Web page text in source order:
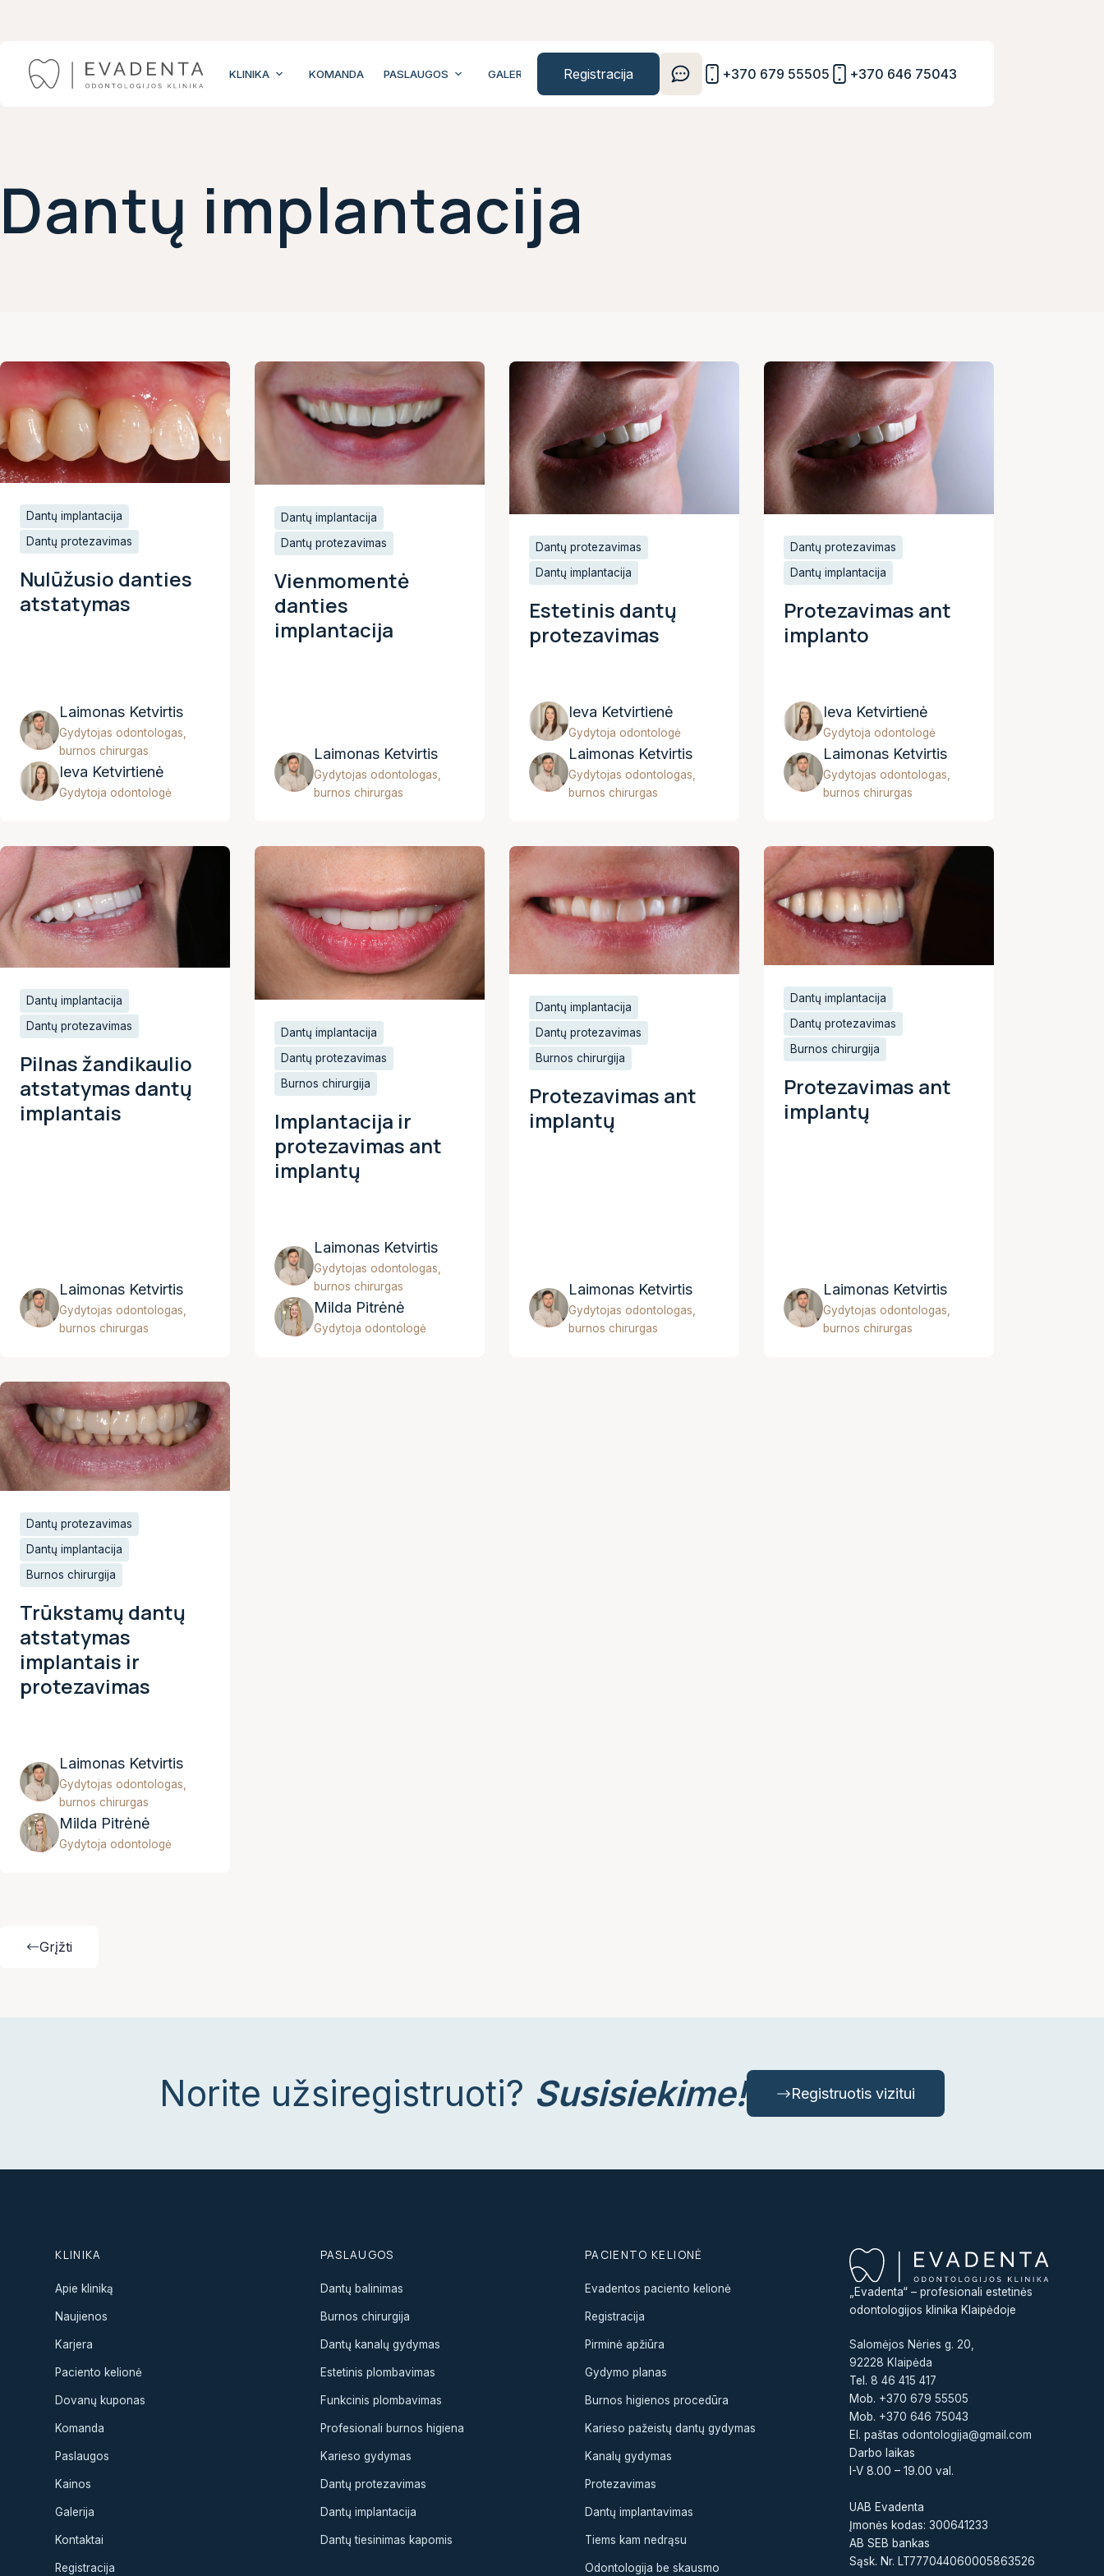
content
KLINIKA KOMANDA PASLAUGOS GALERIJA KAINOS KONTAKTAI
Registracija +370 679 55505 +370 646 75043
Dantų implantacija
Dantų implantacija
Dantų protezavimas
Nulūžusio danties
atstatymas
Laimonas Ketvirtis
Gydytojas odontologas,
burnos chirurgas
Ieva Ketvirtienė
Gydytoja odontologė
Dantų implantacija
Dantų protezavimas
Vienmomentė
danties
implantacija
Laimonas Ketvirtis
Gydytojas odontologas,
burnos chirurgas
Dantų protezavimas
Dantų implantacija
Estetinis dantų
protezavimas
Ieva Ketvirtienė
Gydytoja odontologė
Laimonas Ketvirtis
Gydytojas odontologas,
burnos chirurgas
Dantų protezavimas
Dantų implantacija
Protezavimas ant
implanto
Ieva Ketvirtienė
Gydytoja odontologė
Laimonas Ketvirtis
Gydytojas odontologas,
burnos chirurgas
Dantų implantacija
Dantų protezavimas
Pilnas žandikaulio
atstatymas dantų
implantais
Laimonas Ketvirtis
Gydytojas odontologas,
burnos chirurgas
Dantų implantacija
Dantų protezavimas
Burnos chirurgija
Implantacija ir
protezavimas ant
implantų
Laimonas Ketvirtis
Gydytojas odontologas,
burnos chirurgas
Milda Pitrėnė
Gydytoja odontologė
Dantų implantacija
Dantų protezavimas
Burnos chirurgija
Protezavimas ant
implantų
Laimonas Ketvirtis
Gydytojas odontologas,
burnos chirurgas
Dantų implantacija
Dantų protezavimas
Burnos chirurgija
Protezavimas ant
implantų
Laimonas Ketvirtis
Gydytojas odontologas,
burnos chirurgas
Dantų protezavimas
Dantų implantacija
Burnos chirurgija
Trūkstamų dantų
atstatymas
implantais ir
protezavimas
Laimonas Ketvirtis
Gydytojas odontologas,
burnos chirurgas
Milda Pitrėnė
Gydytoja odontologė
Grįžti
Norite užsiregistruoti? Susisiekime! Registruotis vizitui
KLINIKA
Apie kliniką
Naujienos
Karjera
Paciento kelionė
Dovanų kuponas
Komanda
Paslaugos
Kainos
Galerija
Kontaktai
Registracija
PASLAUGOS
Dantų balinimas
Burnos chirurgija
Dantų kanalų gydymas
Estetinis plombavimas
Funkcinis plombavimas
Profesionali burnos higiena
Karieso gydymas
Dantų protezavimas
Dantų implantacija
Dantų tiesinimas kapomis
PACIENTO KELIONĖ
Evadentos paciento kelionė
Registracija
Pirminė apžiūra
Gydymo planas
Burnos higienos procedūra
Karieso pažeistų dantų gydymas
Kanalų gydymas
Protezavimas
Dantų implantavimas
Tiems kam nedrąsu
Odontologija be skausmo
„Evadenta“ – profesionali estetinės
odontologijos klinika Klaipėdoje
Salomėjos Nėries g. 20,
92228 Klaipėda
Tel.8 46 415 417
Mob. +370 679 55505
Mob. +370 646 75043
El. paštasodontologija@gmail.com
Darbo laikas
I-V 8.00 – 19.00 val.
UAB Evadenta
Įmonės kodas: 300641233
AB SEB bankas
Sąsk. Nr. LT777044060005863526